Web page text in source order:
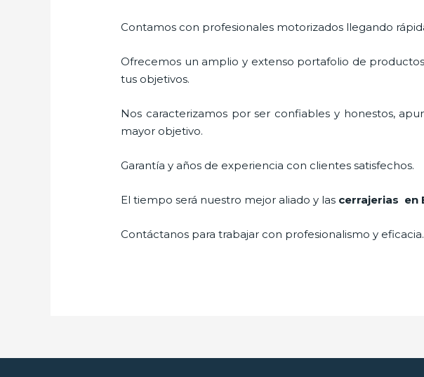
Contamos con profesionales motorizados llegando
Ofrecemos un amplio y extenso portafolio de productos
tus objetivos.
Nos caracterizamos por ser confiables y honestos,
mayor objetivo.
Garantía y años de experiencia con clientes satisfechos.
El tiempo será nuestro mejor aliado y las cerrajerias en
Contáctanos para trabajar con profesionalismo y eficacia.